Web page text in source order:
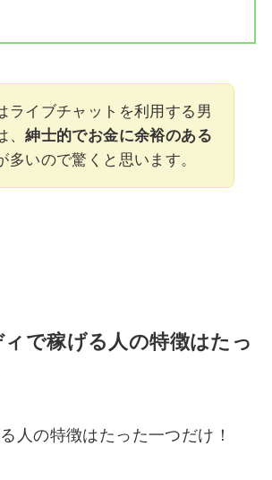
ライブチャットを利用する男
、紳士的でお金に余裕のある
多いので驚くと思います。
で稼げる人の特徴はたっ